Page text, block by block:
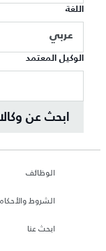
اللغة
عربي
الوكيل المعتمد
ابحث عن
الوظائف
الشروط
ابحث عنا